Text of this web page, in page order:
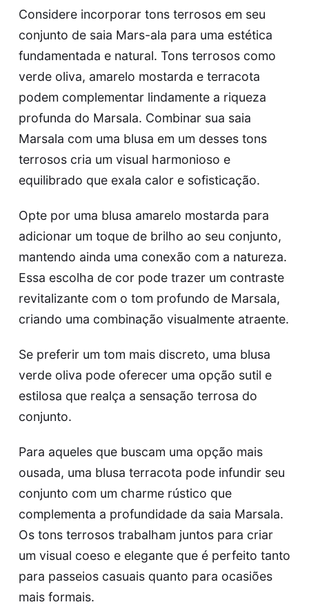
Considere incorporar tons terrosos em seu
conjunto de saia Mars-ala para uma estética
fundamentada e natural. Tons terrosos como
verde oliva, amarelo mostarda e terracota
podem complementar lindamente a riqueza
profunda do Marsala. Combinar sua saia
Marsala com uma blusa em um desses tons
terrosos cria um visual harmonioso e
equilibrado que exala calor e sofisticação.
Opte por uma blusa amarelo mostarda para
adicionar um toque de brilho ao seu conjunto,
mantendo ainda uma conexão com a natureza.
Essa escolha de cor pode trazer um contraste
revitalizante com o tom profundo de Marsala,
criando uma combinação visualmente atraente.
Se preferir um tom mais discreto, uma blusa
verde oliva pode oferecer uma opção sutil e
estilosa que realça a sensação terrosa do
conjunto.
Para aqueles que buscam uma opção mais
ousada, uma blusa terracota pode infundir seu
conjunto com um charme rústico que
complementa a profundidade da saia Marsala.
Os tons terrosos trabalham juntos para criar
um visual coeso e elegante que é perfeito tanto
para passeios casuais quanto para ocasiões
mais formais.